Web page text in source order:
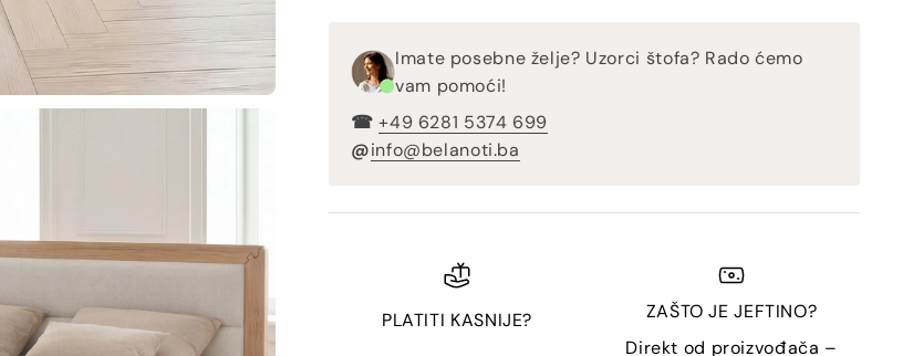
Imate posebne želje? Uzorci štofa? Rado ćemo
vam pomoći!
☎︎+49 6281 5374 699
@info@belanoti.ba
PLATITI KASNIJE?
ZAŠTO JE JEFTINO?
Direkt od proizvođača –